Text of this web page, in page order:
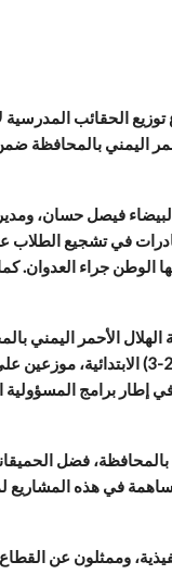
الحقائب المدرسية
فيصل حسان، ومدير
في تشجيع الطلاب
جراء العدوان.
الهلال الأحمر
إطار برامج
بالمحافظة، فضل
في هذه
وممثلون عن